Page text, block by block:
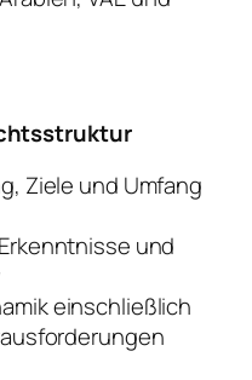
Ziele und Umfang
und
einschließlich